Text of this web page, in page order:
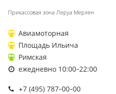
Прикассовая зона Леруа Мерлен
Авиамоторная
Площадь Ильича
Римская
ежедневно 10:00-22:00
+7 (495) 787-00-00